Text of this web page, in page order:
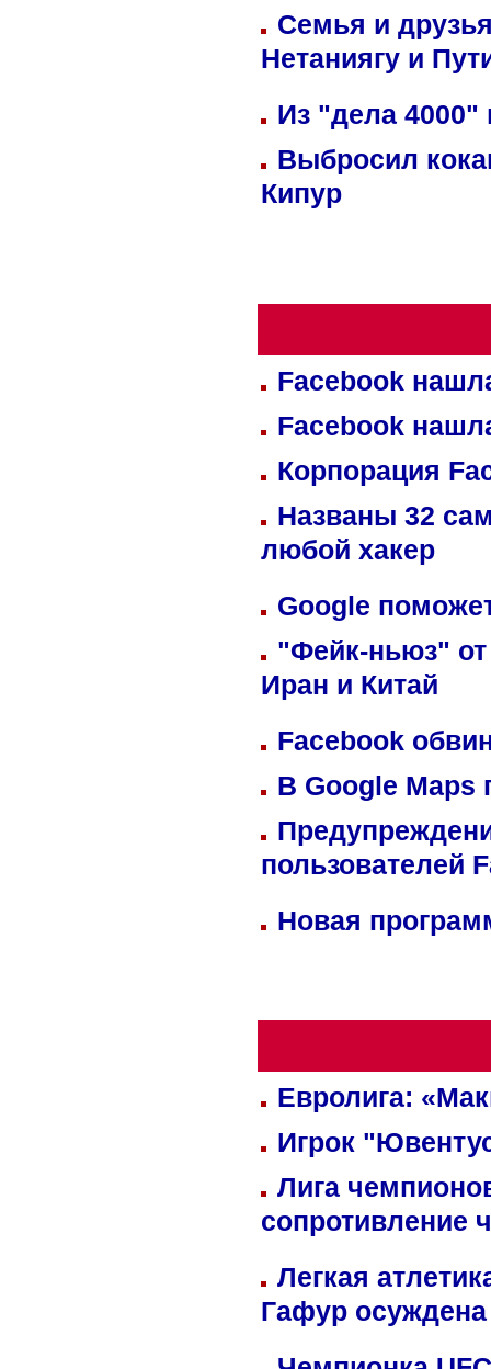
Семья и
Нетаниягу и
Из "дела 4000"
Выбросил
Кипур
Facebook
Facebook
Корпорация
Названы 32
любой хакер
Google
"Фейк-ньюз" от
Иран и Китай
Facebook
В Google Maps
пользователей
Новая
Евролига:
Игрок
Лига
сопротивление
Легкая
Гафур осуждена